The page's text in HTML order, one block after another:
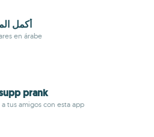
أكمل
en árabe
prank
a tus amigos con esta app